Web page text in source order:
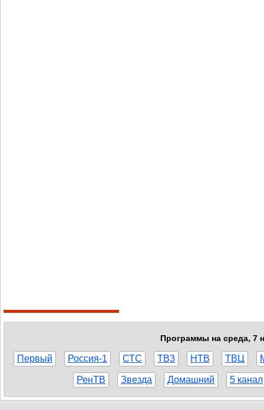
Программы на среда, 7
Первый Россия-1 СТС ТВ3 НТВ ТВЦ
РенТВ Звезда Домашний 5 канал